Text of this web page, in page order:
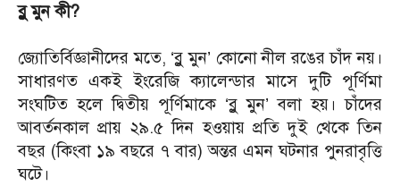
ব্লু মুন কী?
জ্যোতির্বিজ্ঞানীদের মতে, ‘ব্লু মুন’ কোনো নীল রঙের চাঁদ নয়।
সাধারণত একই ইংরেজি ক্যালেন্ডার মাসে দুটি পূর্ণিমা
সংঘটিত হলে দ্বিতীয় পূর্ণিমাকে ‘ব্লু মুন’ বলা হয়। চাঁদের
আবর্তনকাল প্রায় ২৯.৫ দিন হওয়ায় প্রতি দুই থেকে তিন
বছর (কিংবা ১৯ বছরে ৭ বার) অন্তর এমন ঘটনার পুনরাবৃত্তি
ঘটে।